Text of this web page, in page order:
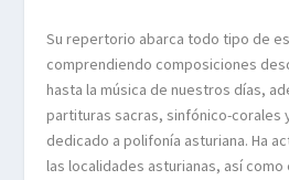
Su repertorio abarca todo tipo de
comprendiendo composiciones
hasta la música de nuestros días,
partituras sacras, sinfónico-corales
dedicado a polifonía asturiana. Ha
las localidades asturianas, así como